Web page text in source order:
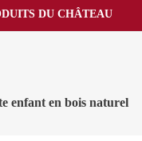
DU CHÂTEAU
enfant en bois naturel